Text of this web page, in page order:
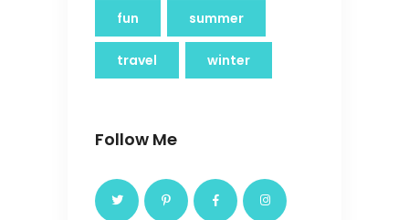
fun summer
travel winter
Follow Me